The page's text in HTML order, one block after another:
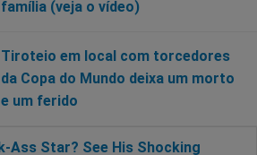
família (veja o vídeo)
Tiroteio em local com torcedores
da Copa do Mundo deixa um morto
e um ferido